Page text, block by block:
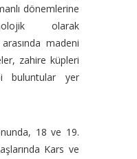
dönemlerine
olarak
madeni
zahire küpleri
buluntular yer
18 ve 19.
Kars ve